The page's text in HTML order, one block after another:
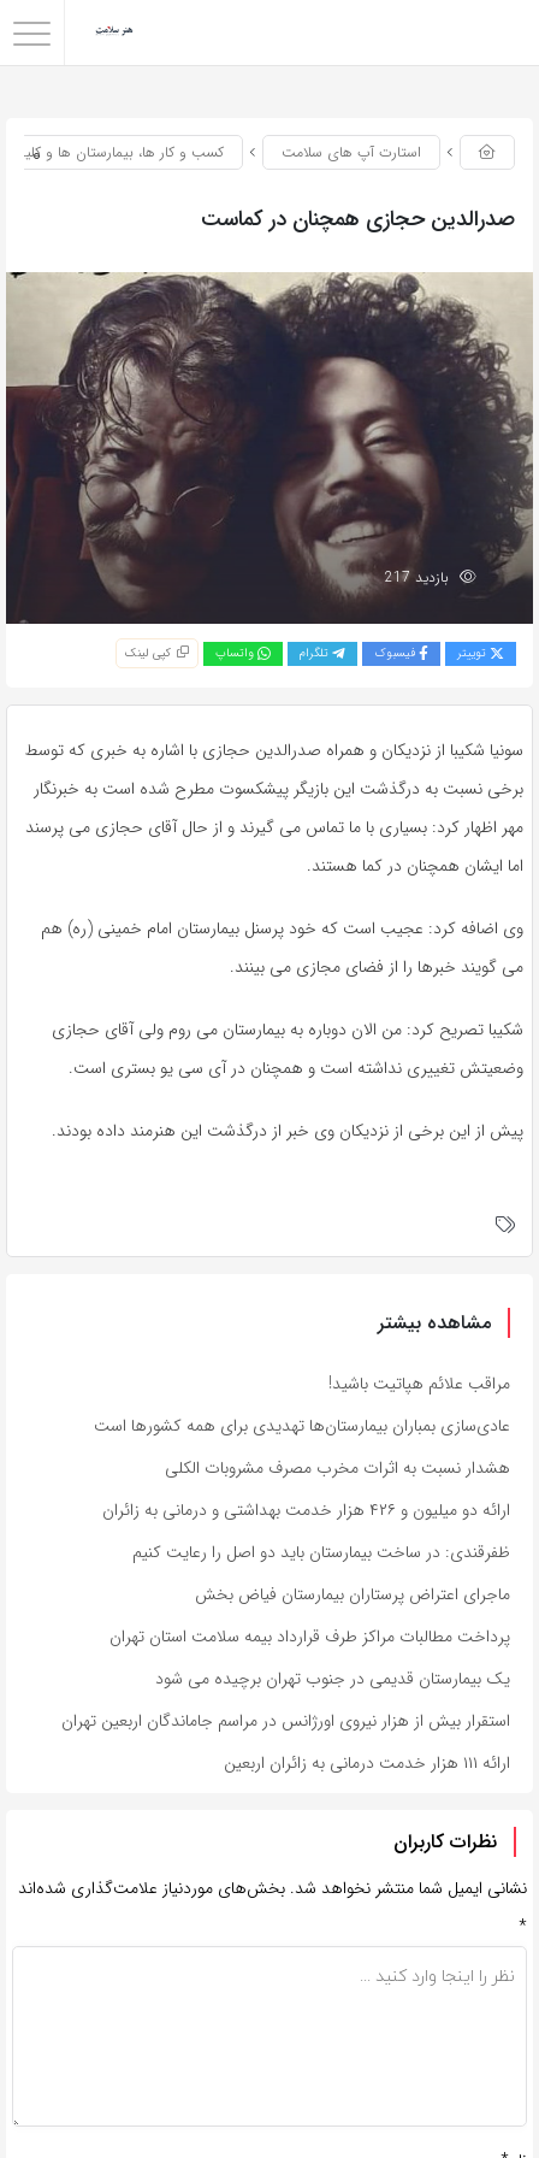
0 استارت آپ های سلامت کسب و کار ها، بیمارستان ها و
صدرالدین حجازی همچنان در کماست
بازدید 217
توییتر فیسبوک تلگرام واتساپ کپی لینک
سونیا شکیبا از نزدیکان و همراه صدرالدین حجازی با اشاره به خبری که توسط
برخی نسبت به درگذشت این بازیگر پیشکسوت مطرح شده است به خبرنگار
مهر اظهار کرد: بسیاری با ما تماس می گیرند و از حال آقای حجازی می پرسند
اما ایشان همچنان در کما هستند.
وی اضافه کرد: عجیب است که خود پرسنل بیمارستان امام خمینی (ره) هم
می گویند خبرها را از فضای مجازی می بینند.
شکیبا تصریح کرد: من الان دوباره به بیمارستان می روم ولی آقای حجازی
وضعیتش تغییری نداشته است و همچنان در آی سی یو بستری است.
پیش از این برخی از نزدیکان وی خبر از درگذشت این هنرمند داده بودند.
مشاهده بیشتر
مراقب علائم هپاتیت باشید!
عادی‌سازی بمباران بیمارستان‌ها تهدیدی برای همه کشورها است
هشدار نسبت به اثرات مخرب مصرف مشروبات الکلی
ارائه دو میلیون و ۴۲۶ هزار خدمت بهداشتی و درمانی به زائران
ظفرقندی: در ساخت بیمارستان باید دو اصل را رعایت کنیم
ماجرای اعتراض پرستاران بیمارستان فیاض بخش
پرداخت مطالبات مراکز طرف قرارداد بیمه سلامت استان تهران
یک بیمارستان قدیمی در جنوب تهران برچیده می شود
استقرار بیش از هزار نیروی اورژانس در مراسم جاماندگان اربعین تهران
ارائه ۱۱۱ هزار خدمت درمانی به زائران اربعین
نظرات کاربران
نشانی ایمیل شما منتشر نخواهد شد. بخش‌های موردنیاز علامت‌گذاری شده‌اند
*